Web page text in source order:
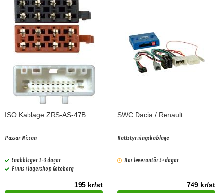
ISO Kablage ZRS-AS-47B
Passar Nissan
Snabblager 1-3 dagar
Finns i lagershop Göteborg
195 kr/st
SWC Dacia / Renault
Rattstyrningskablage
Hos leverantör 3+ dagar
749 kr/st